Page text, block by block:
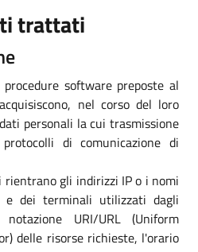
trattati
software preposte al
nel corso del loro
personali la cui trasmissione
di comunicazione di
rientrano gli indirizzi IP o i nomi
e dei terminali utilizzati dagli
URI/URL (Uniform
delle risorse richieste, l'orario